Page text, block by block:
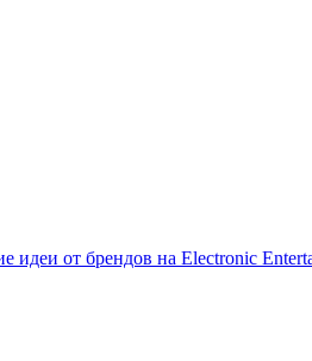
идеи от брендов на Electronic